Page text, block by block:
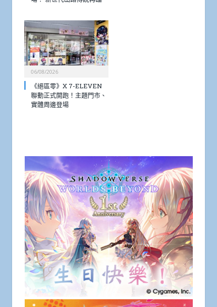
06/08/2026
《絕區零》X 7-ELEVEN
聯動正式開跑！主題門市、
實體周邊登場